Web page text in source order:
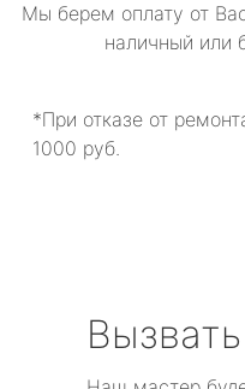
Мы берем оплату от
наличный или
*При отказе от
1000 руб.